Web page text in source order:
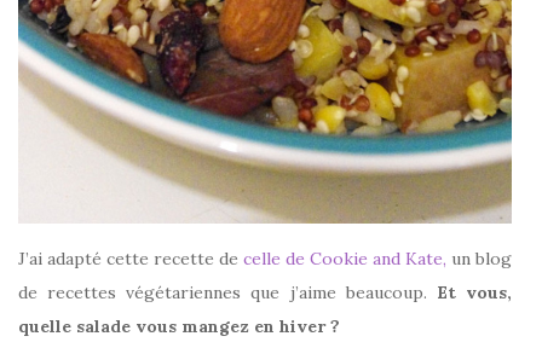
J’ai adapté cette recette de celle de Cookie and Kate, un blog
de recettes végétariennes que j’aime beaucoup. Et vous,
quelle salade vous mangez en hiver ?